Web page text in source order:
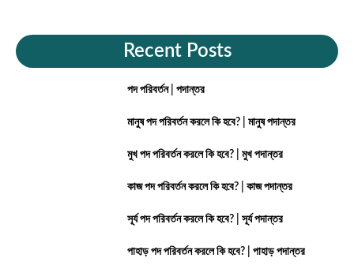
Recent Posts
পদ পরিবর্তন | পদান্তর
মানুষ পদ পরিবর্তন করলে কি হবে? | মানুষ পদান্তর
মুখ পদ পরিবর্তন করলে কি হবে? | মুখ পদান্তর
কাজ পদ পরিবর্তন করলে কি হবে? | কাজ পদান্তর
সূর্য পদ পরিবর্তন করলে কি হবে? | সূর্য পদান্তর
পাহাড় পদ পরিবর্তন করলে কি হবে? | পাহাড় পদান্তর